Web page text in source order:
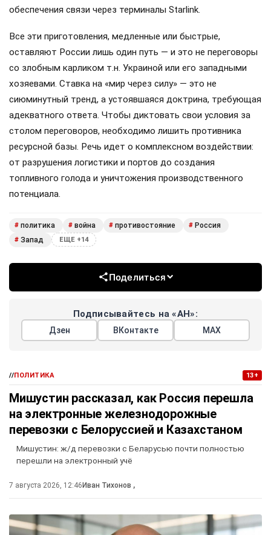
обеспечения связи через терминалы Starlink.
Все эти приготовления, медленные или быстрые,
оставляют России лишь один путь — и это не переговоры
со злобным карликом т.н. Украиной или его западными
хозяевами. Ставка на «мир через силу» — это не
сиюминутный тренд, а устоявшаяся доктрина, требующая
адекватного ответа. Чтобы диктовать свои условия за
столом переговоров, необходимо лишить противника
ресурсной базы. Речь идет о комплексном воздействии:
от разрушения логистики и портов до создания
топливного голода и уничтожения производственного
потенциала.
# политика # война # противостояние # Россия
# Запад ЕЩЕ +14
Поделиться
Подписывайтесь на «АН»:
Дзен ВКонтакте МАХ
//ПОЛИТИКА 13+
Мишустин рассказал, как Россия перешла
на электронные железнодорожные
перевозки с Белоруссией и Казахстаном
Мишустин: ж/д перевозки с Беларусью почти полностью
перешли на электронный учё
7 августа 2026, 12:46 Иван Тихонов ,